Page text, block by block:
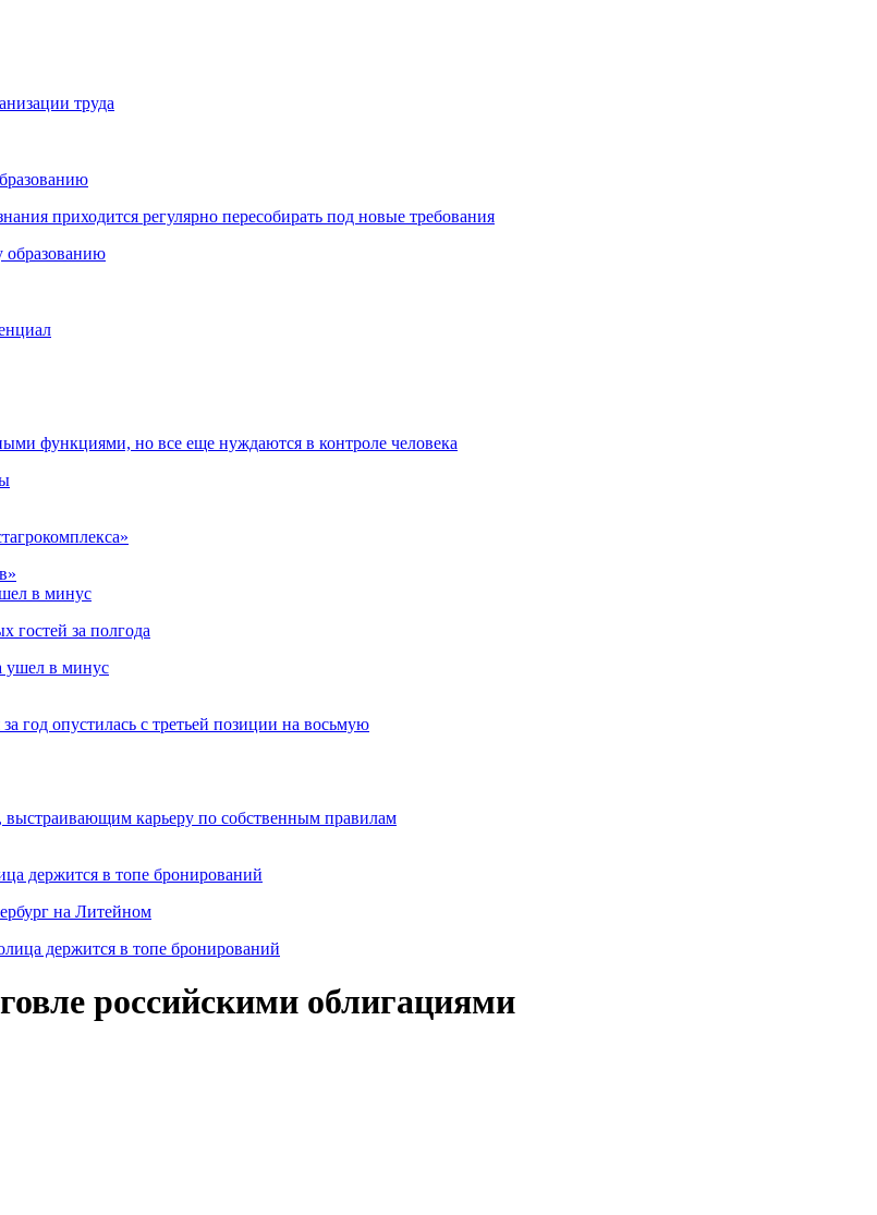
труда
приходится регулярно пересобирать под новые требования
функциями, но все еще нуждаются в контроле человека
в минус
гостей за полгода
год опустилась с третьей позиции на восьмую
карьеру по собственным правилам
держится в топе бронирований
на Литейном
российскими облигациями